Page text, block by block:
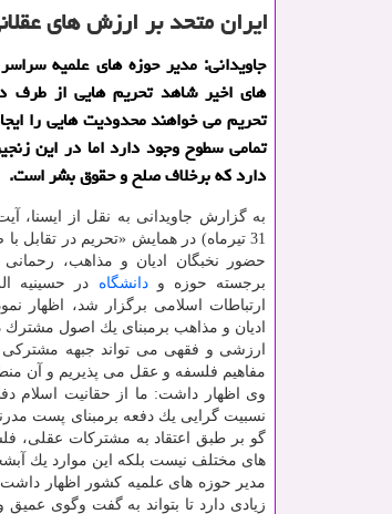
ایران متحد بر ارزش های
جاویدانی: مدیر حوزه های علمیه
های اخیر شاهد تحریم هایی از طرف
تحریم می خواهند محدودیت هایی را
تمامی سطوح وجود دارد اما در این
دارد كه برخلاف صلح و حقوق بشر است.
به گزارش جاویدانی به نقل از ایسنا،
31 تیرماه) در همایش «تحریم در تقابل
حضور نخبگان ادیان و مذاهب،
برجسته حوزه ودانشگاه در حسینیه
ارتباطات اسلامی برگزار شد، اظهار
ادیان و مذاهب برمبنای یك اصول
ارزشی و فقهی می تواند جبهه مشتركی
مفاهیم فلسفه و عقل می پذیریم و آن
وی اظهار داشت: ما از حقانیت اسلام
نسبیت گرایی یك دفعه برمبنای پست
گو بر طبق اعتقاد به مشتركات عقلی،
های مختلف نیست بلكه این موارد یك
مدیر حوزه های علمیه كشور اظهار
زیادی دارد تا بتواند به گفت وگوی